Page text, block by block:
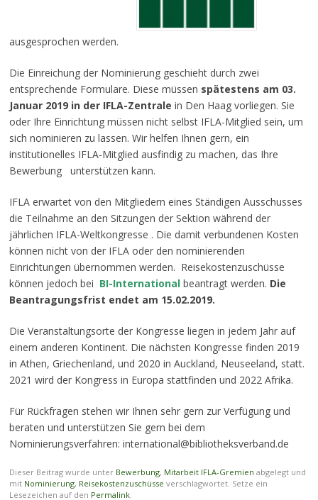
ausgesprochen werden.
Die Einreichung der Nominierung geschieht durch zwei
entsprechende Formulare. Diese müssen spätestens am 03.
Januar 2019 in der IFLA-Zentrale in Den Haag vorliegen. Sie
oder Ihre Einrichtung müssen nicht selbst IFLA-Mitglied sein, um
sich nominieren zu lassen. Wir helfen Ihnen gern, ein
institutionelles IFLA-Mitglied ausfindig zu machen, das Ihre
Bewerbung unterstützen kann.
IFLA erwartet von den Mitgliedern eines Ständigen Ausschusses
die Teilnahme an den Sitzungen der Sektion während der
jährlichen IFLA-Weltkongresse . Die damit verbundenen Kosten
können nicht von der IFLA oder den nominierenden
Einrichtungen übernommen werden. Reisekostenzuschüsse
können jedoch bei BI-International beantragt werden. Die
Beantragungsfrist endet am 15.02.2019.
Die Veranstaltungsorte der Kongresse liegen in jedem Jahr auf
einem anderen Kontinent. Die nächsten Kongresse finden 2019
in Athen, Griechenland, und 2020 in Auckland, Neuseeland, statt.
2021 wird der Kongress in Europa stattfinden und 2022 Afrika.
Für Rückfragen stehen wir Ihnen sehr gern zur Verfügung und
beraten und unterstützen Sie gern bei dem
Nominierungsverfahren: international@bibliotheksverband.de
Dieser Beitrag wurde unter Bewerbung, Mitarbeit IFLA-Gremien abgelegt und
mit Nominierung, Reisekostenzuschüsse verschlagwortet. Setze ein
Lesezeichen auf den Permalink.